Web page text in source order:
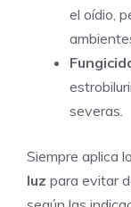
el oídio,
severas.
Siempre aplica
luz para evitar